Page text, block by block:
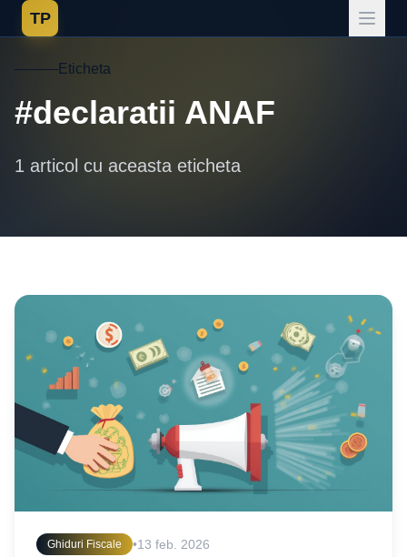
TP
Eticheta
#declaratii ANAF
1 articol cu aceasta eticheta
Ghiduri Fiscale •13 feb. 2026